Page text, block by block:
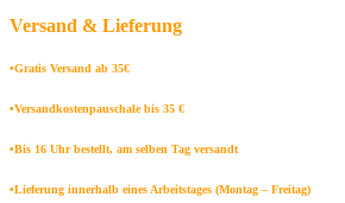
Versand & Lieferung
•Gratis Versand ab 35€
•Versandkostenpauschale bis 35 €
•Bis 16 Uhr bestellt, am selben Tag versandt
•Lieferung innerhalb eines Arbeitstages (Montag – Freitag)